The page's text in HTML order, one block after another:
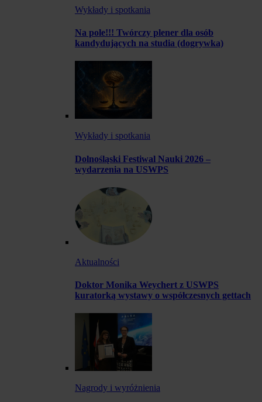
Wykłady i spotkania
Na pole!!! Twórczy plener dla osób
kandydujących na studia (dogrywka)
Wykłady i spotkania
Dolnośląski Festiwal Nauki 2026 –
wydarzenia na USWPS
Aktualności
Doktor Monika Weychert z USWPS
kuratorką wystawy o współczesnych gettach
Nagrody i wyróżnienia